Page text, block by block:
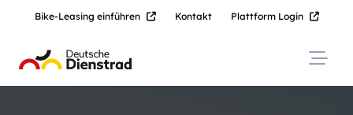
Bike-Leasing einführen Kontakt Plattform Login